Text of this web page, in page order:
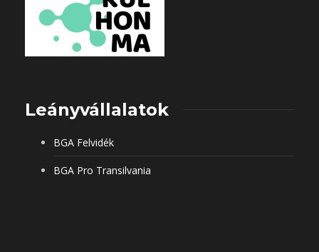
Leányvállalatok
BGA Felvidék
BGA Pro Transilvania